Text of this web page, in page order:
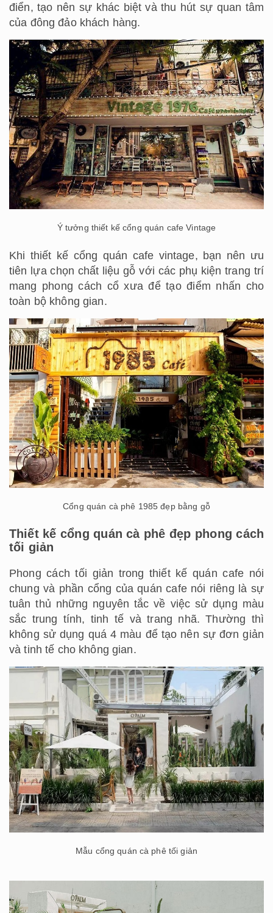
điển, tạo nên sự khác biệt và thu hút sự quan tâm
của đông đảo khách hàng.
Ý tưởng thiết kế cổng quán cafe Vintage
Khi thiết kế cổng quán cafe vintage, bạn nên ưu
tiên lựa chọn chất liệu gỗ với các phụ kiện trang trí
mang phong cách cổ xưa để tạo điểm nhấn cho
toàn bộ không gian.
Cổng quán cà phê 1985 đẹp bằng gỗ
Thiết kế cổng quán cà phê đẹp phong cách
tối giản
Phong cách tối giản trong thiết kế quán cafe nói
chung và phần cổng của quán cafe nói riêng là sự
tuân thủ những nguyên tắc về việc sử dụng màu
sắc trung tính, tinh tế và trang nhã. Thường thì
không sử dụng quá 4 màu để tạo nên sự đơn giản
và tinh tế cho không gian.
Mẫu cổng quán cà phê tối giản